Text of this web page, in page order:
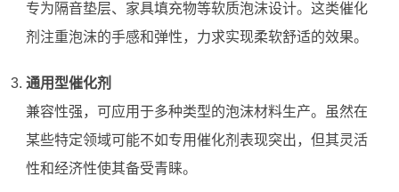
专为隔音垫层、家具填充物等软质泡沫设计。这类催化
剂注重泡沫的手感和弹性，力求实现柔软舒适的效果。
通用型催化剂
兼容性强，可应用于多种类型的泡沫材料生产。虽然在
某些特定领域可能不如专用催化剂表现突出，但其灵活
性和经济性使其备受青睐。